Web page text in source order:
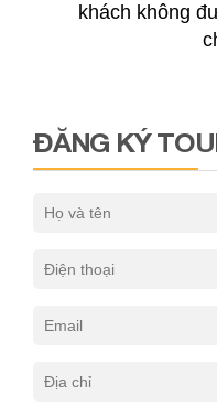
khách không
ĐĂNG KÝ